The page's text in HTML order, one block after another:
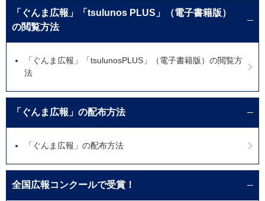
「ぐんま広報」「tsulunos PLUS」（電子書籍版）
の閲覧方法
「ぐんま広報」「tsulunosPLUS」（電子書籍版）の閲覧方
法
「ぐんま広報」の配布方法
「ぐんま広報」の配布方法
全国広報コンクールで受賞！